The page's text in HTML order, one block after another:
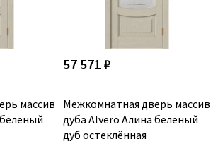
массив
57 571 ₽
Межкомнатная дверь массив
дуба Alvero Алина белёный
дуб остеклённая